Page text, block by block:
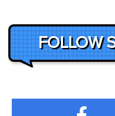
FOLLOW